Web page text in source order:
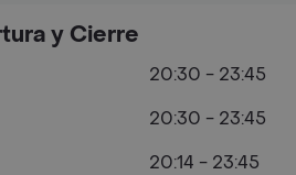
y Cierre
20:30 - 23:45
20:30 - 23:45
20:14 - 23:45